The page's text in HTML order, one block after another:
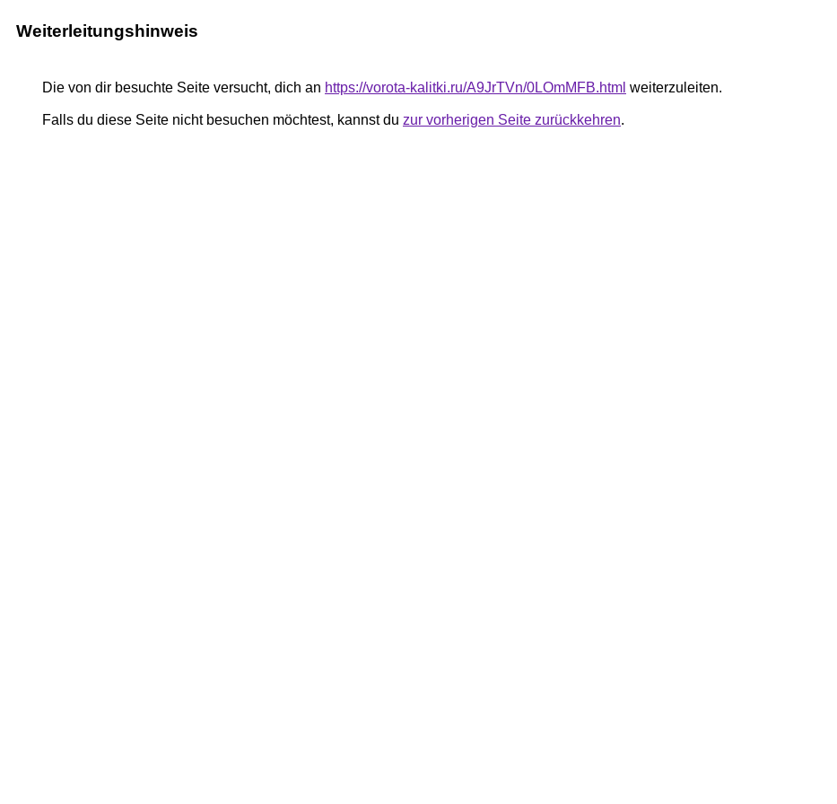
Weiterleitungshinweis
Die von dir besuchte Seite versucht, dich an https://vorota-kalitki.ru/A9JrTVn/0LOmMFB.html weiterzuleiten.
Falls du diese Seite nicht besuchen möchtest, kannst du zur vorherigen Seite zurückkehren.